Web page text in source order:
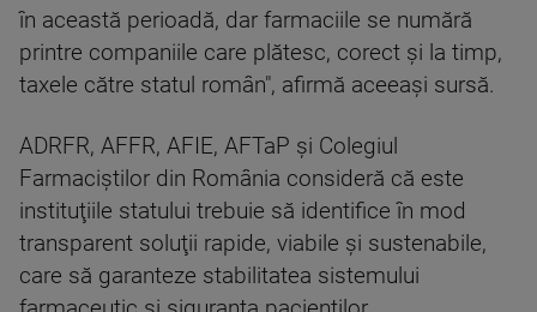
în această perioadă, dar farmaciile se numără
printre companiile care plătesc, corect şi la timp,
taxele către statul român", afirmă aceeaşi sursă.
ADRFR, AFFR, AFIE, AFTaP şi Colegiul
Farmaciştilor din România consideră că este
instituţiile statului trebuie să identifice în mod
transparent soluţii rapide, viabile şi sustenabile,
care să garanteze stabilitatea sistemului